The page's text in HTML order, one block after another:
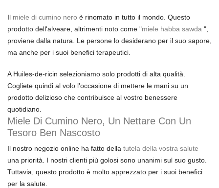
Il miele di cumino nero è rinomato in tutto il mondo. Questo
prodotto dell'alveare, altrimenti noto come "miele habba sawda ",
proviene dalla natura. Le persone lo desiderano per il suo sapore,
ma anche per i suoi benefici terapeutici.
A Huiles-de-ricin selezioniamo solo prodotti di alta qualità.
Cogliete quindi al volo l'occasione di mettere le mani su un
prodotto delizioso che contribuisce al vostro benessere
quotidiano.
Miele Di Cumino Nero, Un Nettare Con Un
Tesoro Ben Nascosto
Il nostro negozio online ha fatto della tutela della vostra salute
una priorità. I nostri clienti più golosi sono unanimi sul suo gusto.
Tuttavia, questo prodotto è molto apprezzato per i suoi benefici
per la salute.